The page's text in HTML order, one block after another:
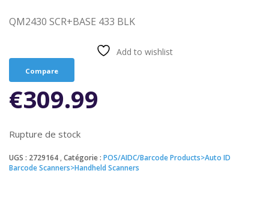
QM2430 SCR+BASE 433 BLK
Add to wishlist
Compare
€309.99
Rupture de stock
UGS : 2729164 Catégorie : POS/AIDC/Barcode Products>Auto ID
Barcode Scanners>Handheld Scanners